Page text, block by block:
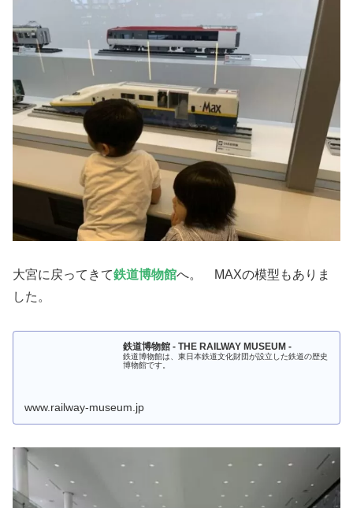
大宮に戻ってきて鉄道博物館へ。 MAXの模型もありま
した。
鉄道博物館 - THE RAILWAY MUSEUM -
鉄道博物館は、東日本鉄道文化財団が設立した鉄道の歴史
博物館です。
www.railway-museum.jp